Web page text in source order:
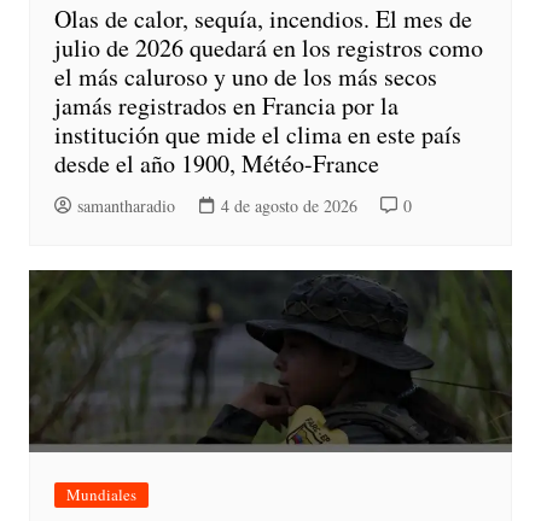
Olas de calor, sequía, incendios. El mes de
julio de 2026 quedará en los registros como
el más caluroso y uno de los más secos
jamás registrados en Francia por la
institución que mide el clima en este país
desde el año 1900, Météo-France
samantharadio 4 de agosto de 2026 0
Mundiales